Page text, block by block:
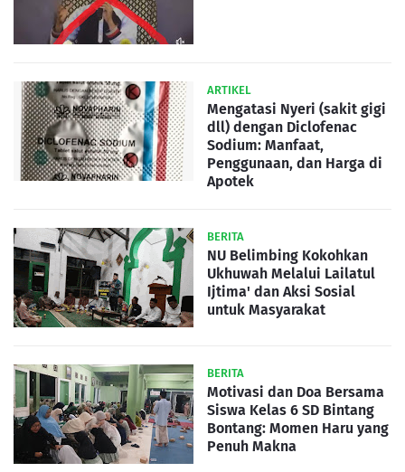
ARTIKEL
Mengatasi Nyeri (sakit gigi
dll) dengan Diclofenac
Sodium: Manfaat,
Penggunaan, dan Harga di
Apotek
BERITA
NU Belimbing Kokohkan
Ukhuwah Melalui Lailatul
Ijtima' dan Aksi Sosial
untuk Masyarakat
BERITA
Motivasi dan Doa Bersama
Siswa Kelas 6 SD Bintang
Bontang: Momen Haru yang
Penuh Makna